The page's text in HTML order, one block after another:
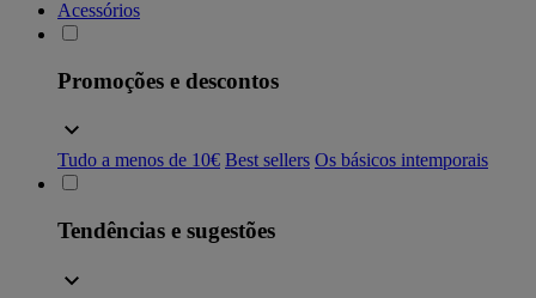
Acessórios
Promoções e descontos
Tudo a menos de 10€ Best sellers Os básicos intemporais
Tendências e sugestões